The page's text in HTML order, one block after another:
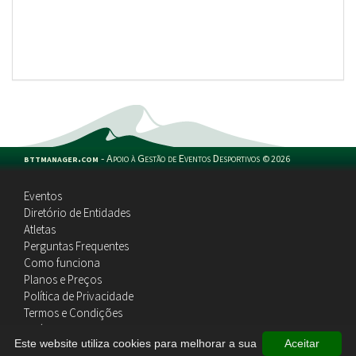
bttmanager.com -Apoio à Gestão de Eventos Desportivos ©2026
Eventos
Diretório de Entidades
Atletas
Perguntas Frequentes
Como funciona
Planos e Preços
Política de Privacidade
Termos e Condições
Política de Cookies
Contactos
Aceitar
Este website utiliza cookies para melhorar a sua